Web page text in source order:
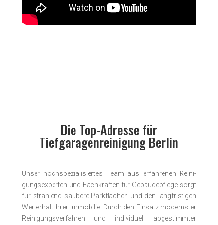
Die Top-Adresse für
Tiefgaragenreinigung Berlin
Unser hochspezialisiertes Team aus er­fahrenen Reini­
gungs­experten und Fach­kräften für Gebäude­pflege sorgt
für strahlend saubere Parkflächen und den langfristigen
Werterhalt Ihrer Immobilie. Durch den Einsatz modern­ster
Reinigungs­­verfahren und indivi­duell abgestimmter